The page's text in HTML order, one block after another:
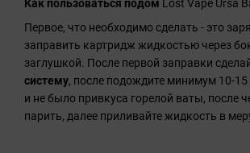
Как пользоваться подом Lost Vape Ursa
Первое, что необходимо сделать - это
заправить картридж жидкостью через
заглушкой. После первой заправки
систему, после подождите минимум 10-
и не было привкуса горелой ваты, после
парить, далее приливайте жидкость в